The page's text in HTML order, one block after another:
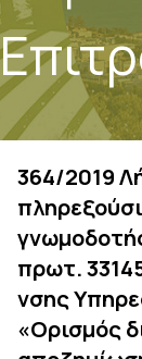
364/2019
πρωτ.
νσης
«Ορισμός